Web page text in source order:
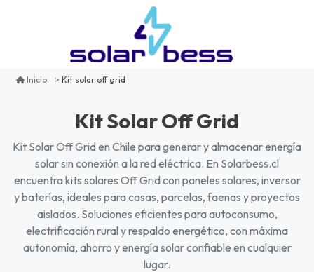
Inicio Kit solar off grid
Kit Solar Off Grid
Kit Solar Off Grid en Chile para generar y almacenar energía
solar sin conexión a la red eléctrica. En Solarbess.cl
encuentra kits solares Off Grid con paneles solares, inversor
y baterías, ideales para casas, parcelas, faenas y proyectos
aislados. Soluciones eficientes para autoconsumo,
electrificación rural y respaldo energético, con máxima
autonomía, ahorro y energía solar confiable en cualquier
lugar.